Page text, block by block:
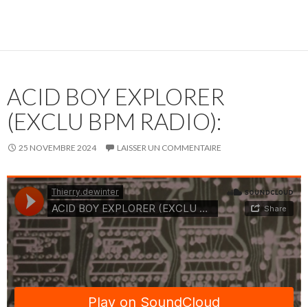
ACID BOY EXPLORER
(EXCLU BPM RADIO):
25 NOVEMBRE 2024 LAISSER UN COMMENTAIRE